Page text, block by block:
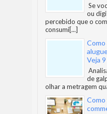
Se
ou
percebido que o
consumi[...]
Como
Veja
de
olhar a metragem
Como